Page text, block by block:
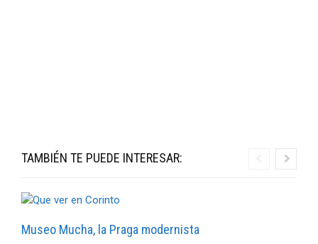
TAMBIÉN TE PUEDE INTERESAR:
Museo Mucha, la Praga modernista